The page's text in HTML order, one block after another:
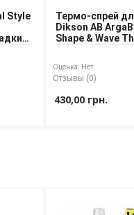
Style
Термо-спрей
Dikson AB
Shape & Wave
Оценка: Нет
Отзывы (0)
430,00 грн.